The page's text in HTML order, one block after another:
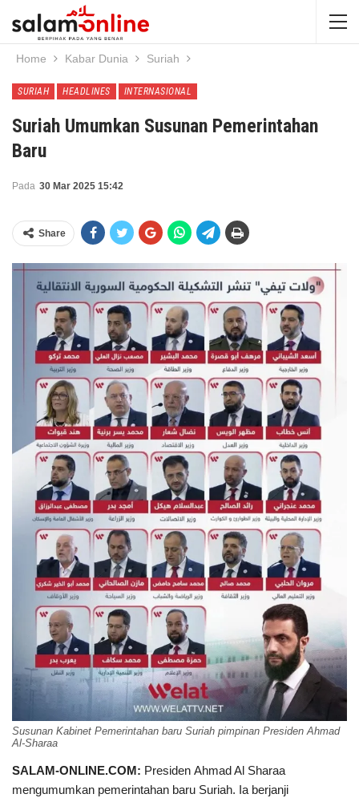
Home Kabar Dunia Suriah
SURIAH HEADLINES INTERNASIONAL
Suriah Umumkan Susunan Pemerintahan
Baru
Pada 30 Mar 2025 15:42
Share
Susunan Kabinet Pemerintahan baru Suriah pimpinan Presiden Ahmad
Al-Sharaa
SALAM-ONLINE.COM: Presiden Ahmad Al Sharaa
mengumumkan pemerintahan baru Suriah. Ia berjanji